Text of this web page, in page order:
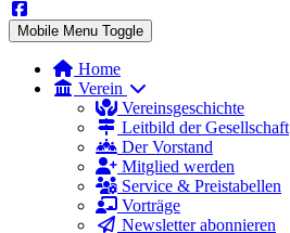
Mobile Menu Toggle
Home
Verein
Vereinsgeschichte
Leitbild der Gesellschaft
Der Vorstand
Mitglied werden
Service & Preistabellen
Vorträge
Newsletter abonnieren